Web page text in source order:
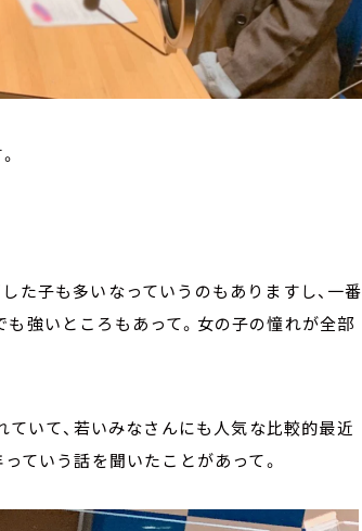
た子も多いなっていうのもありますし、一番
強いところもあって。女の子の憧れが全部
いて、若いみなさんにも人気な比較的最近
ていう話を聞いたことがあって。